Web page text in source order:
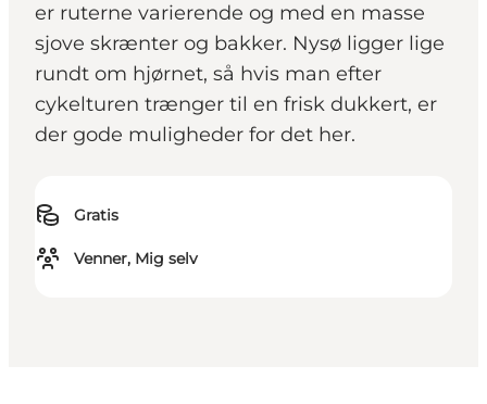
er ruterne varierende og med en masse
sjove skrænter og bakker. Nysø ligger lige
rundt om hjørnet, så hvis man efter
cykelturen trænger til en frisk dukkert, er
der gode muligheder for det her.
Gratis
Venner, Mig selv